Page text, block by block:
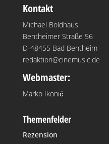
Kontakt
Michael Boldhaus
Bentheimer Straße 56
D-48455 Bad Bentheim
redaktion@cinemusic.de
Webmaster:
Marko Ikonić
Themenfelder
Rezension